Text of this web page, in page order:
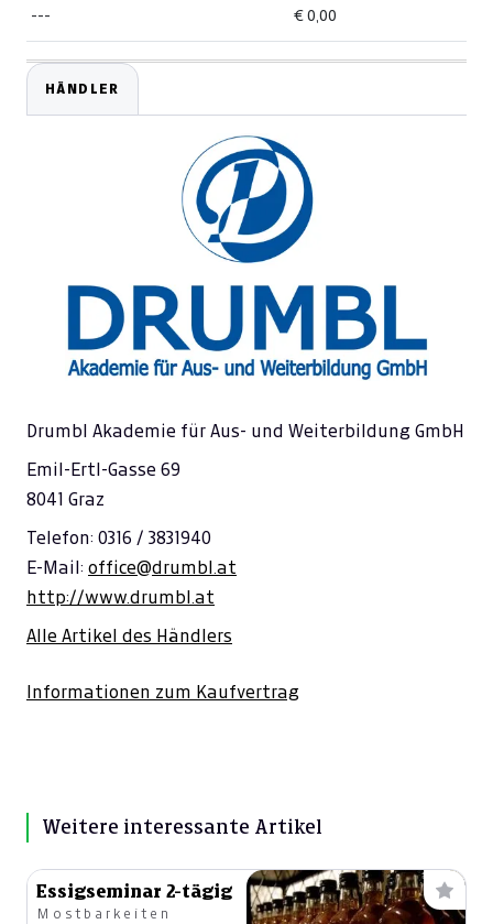
--- € 0,00
HÄNDLER
Drumbl Akademie für Aus- und Weiterbildung GmbH
Emil-Ertl-Gasse 69
8041 Graz
Telefon: 0316 / 3831940
E-Mail: office@drumbl.at
http://www.drumbl.at
Alle Artikel des Händlers
Informationen zum Kaufvertrag
Weitere interessante Artikel
Essigseminar 2-tägig
Mostbarkeiten